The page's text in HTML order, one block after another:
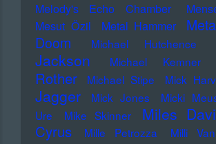
Melody's Echo Chamber
Mesut Özil
Metal Hammer
Doom
Michael Hutchence
Jackson
Michael Kemner
Rother
Michael Stipe Mick
Jagger
Mick Jones Micki
Ure
Mike Skinner Miles
Cyrus
Mille Petrozza Milli